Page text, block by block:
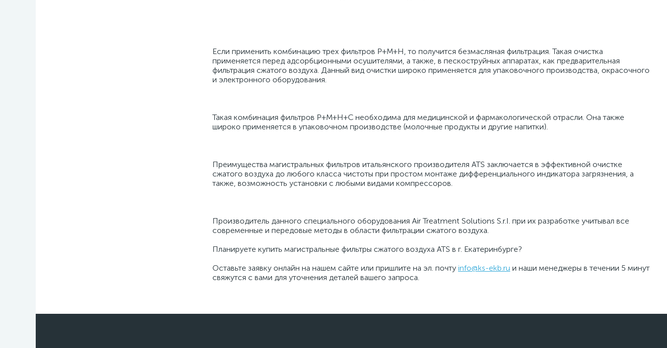
Если применить комбинацию трех фильтров P+M+H, то получится безмасляная фильтрация. Такая очистка
применяется перед адсорбционными осушителями, а также, в пескоструйных аппаратах, как предварительная
фильтрация сжатого воздуха. Данный вид очистки широко применяется для упаковочного производства, окрасочного
и электронного оборудования.
Такая комбинация фильтров P+M+H+C необходима для медицинской и фармакологической отрасли. Она также
широко применяется в упаковочном производстве (молочные продукты и другие напитки).
Преимущества магистральных фильтров итальянского производителя ATS заключается в эффективной очистке
сжатого воздуха до любого класса чистоты при простом монтаже дифференциального индикатора загрязнения, а
также, возможность установки с любыми видами компрессоров.
Производитель данного специального оборудования Air Treatment Solutions S.r.I. при их разработке учитывал все
современные и передовые методы в области фильтрации сжатого воздуха.
Планируете купить магистральные фильтры сжатого воздуха ATS в г. Екатеринбурге?
Оставьте заявку онлайн на нашем сайте или пришлите на эл. почту info@ks-ekb.ru и наши менеджеры в течении 5 минут
свяжутся с вами для уточнения деталей вашего запроса.